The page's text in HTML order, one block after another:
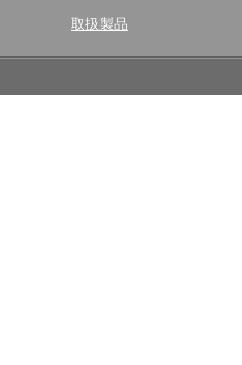
取扱製品